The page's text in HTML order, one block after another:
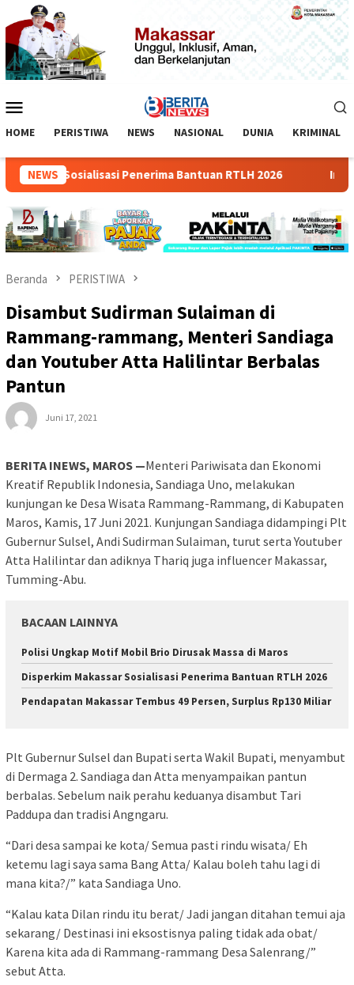
Loncat
ke
konten
Mobile
HOME PERISTIWA NEWS NASIONAL DUNIA KRIMINAL
NEWS
Sosialisasi Penerima Bantuan RTLH 2026 Indosat
Beranda PERISTIWA
Disambut Sudirman Sulaiman di
Rammang-rammang, Menteri Sandiaga
dan Youtuber Atta Halilintar Berbalas
Pantun
Juni 17, 2021
BERITA INEWS, MAROS —Menteri Pariwisata dan Ekonomi
Kreatif Republik Indonesia, Sandiaga Uno, melakukan
kunjungan ke Desa Wisata Rammang-Rammang, di Kabupaten
Maros, Kamis, 17 Juni 2021. Kunjungan Sandiaga didampingi Plt
Gubernur Sulsel, Andi Sudirman Sulaiman, turut serta Youtuber
Atta Halilintar dan adiknya Thariq juga influencer Makassar,
Tumming-Abu.
BACAAN LAINNYA
Polisi Ungkap Motif Mobil Brio Dirusak Massa di Maros
Disperkim Makassar Sosialisasi Penerima Bantuan RTLH 2026
Pendapatan Makassar Tembus 49 Persen, Surplus Rp130 Miliar
Plt Gubernur Sulsel dan Bupati serta Wakil Bupati, menyambut
di Dermaga 2. Sandiaga dan Atta menyampaikan pantun
berbalas. Sebelum naik perahu keduanya disambut Tari
Paddupa dan tradisi Angngaru.
“Dari desa sampai ke kota/ Semua pasti rindu wisata/ Eh
ketemu lagi saya sama Bang Atta/ Kalau boleh tahu lagi di
mana kita?/” kata Sandiaga Uno.
“Kalau kata Dilan rindu itu berat/ Jadi jangan ditahan temui aja
sekarang/ Destinasi ini eksostisnya paling tidak ada obat/
Karena kita ada di Rammang-rammang Desa Salenrang/”
sebut Atta.